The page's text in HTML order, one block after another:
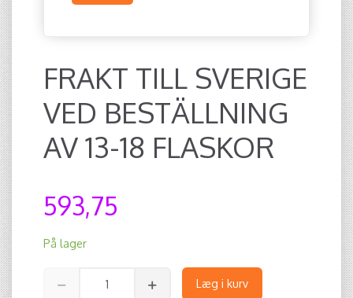
FRAKT TILL SVERIGE
VED BESTÄLLNING
AV 13-18 FLASKOR
593,75
På lager
Læg i kurv